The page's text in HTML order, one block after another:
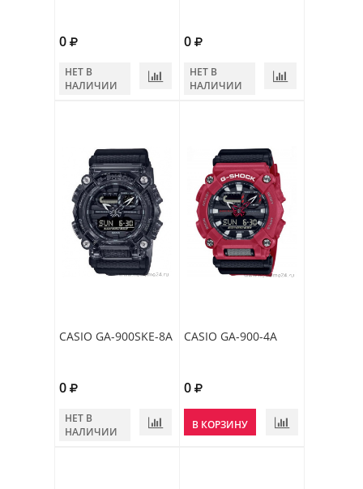
0
НЕТ В
НАЛИЧИИ
0
НЕТ В
НАЛИЧИИ
CASIO GA-900SKE-8A
0
НЕТ В
НАЛИЧИИ
CASIO GA-900-4A
0
В КОРЗИНУ